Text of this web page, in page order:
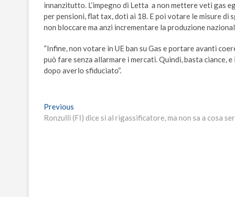
innanzitutto. L’impegno di Letta a non mettere veti gas
per pensioni, flat tax, doti ai 18. E poi votare le misure di
non bloccare ma anzi incrementare la produzione
“Infine, non votare in UE ban su Gas e portare avanti
può fare senza allarmare i mercati. Quindi, basta ciance,
dopo averlo sfiduciato”.
Navigazione
articoli
Previous
post:
Ronzulli (FI) dice sì al rigassificatore, ma non sa a cosa